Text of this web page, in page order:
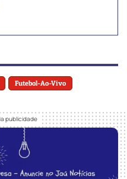
Futebol-Ao-Vivo